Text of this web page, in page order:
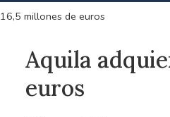
millones de euros
Aquila
euros